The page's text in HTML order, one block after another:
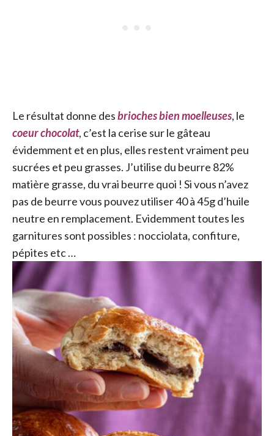
Le résultat donne desbrioches bien moelleuses, le
coeur chocolat, c’est la cerise sur le gâteau
évidemment et en plus, elles restent vraiment peu
sucrées et peu grasses. J’utilise du beurre 82%
matière grasse, du vrai beurre quoi ! Si vous n’avez
pas de beurre vous pouvez utiliser 40 à 45g d’huile
neutre en remplacement. Evidemment toutes les
garnitures sont possibles : nocciolata, confiture,
pépites etc …